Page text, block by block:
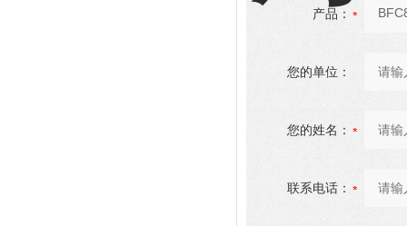
产品：
您的单位：
您的姓名：
联系电话：